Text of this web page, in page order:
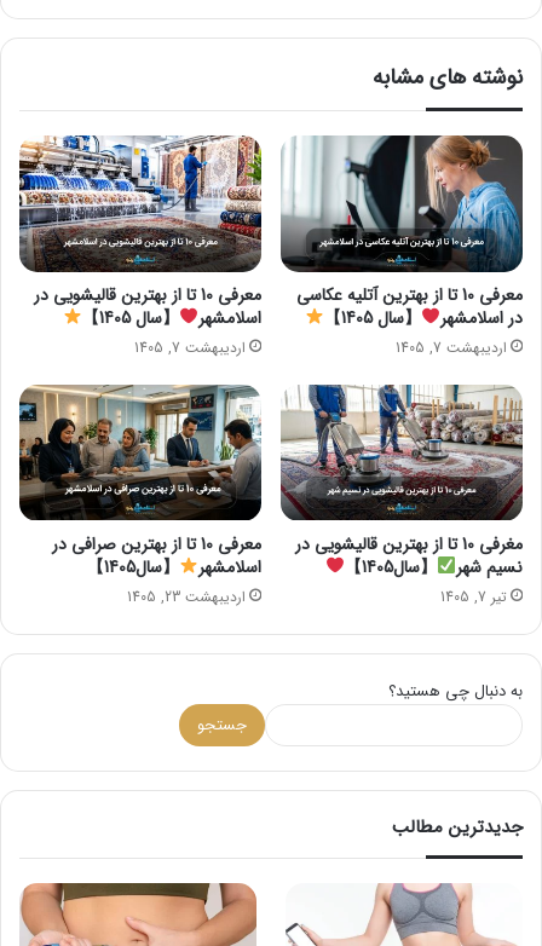
نوشته های مشابه
معرفی 10 تا از بهترین آتلیه عکاسی
در اسلامشهر
【سال 1405】
اردیبهشت 7, 1405
معرفی 10 تا از بهترین قالیشویی در
اسلامشهر
【سال 1405】
اردیبهشت 7, 1405
مغرفی 10 تا از بهترین قالیشویی در
نسیم شهر
【سال1405】
تیر 7, 1405
معرفی 10 تا از بهترین صرافی در
اسلامشهر
【سال1405】
اردیبهشت 23, 1405
به دنبال چی هستید؟
جستجو
جدیدترین مطالب